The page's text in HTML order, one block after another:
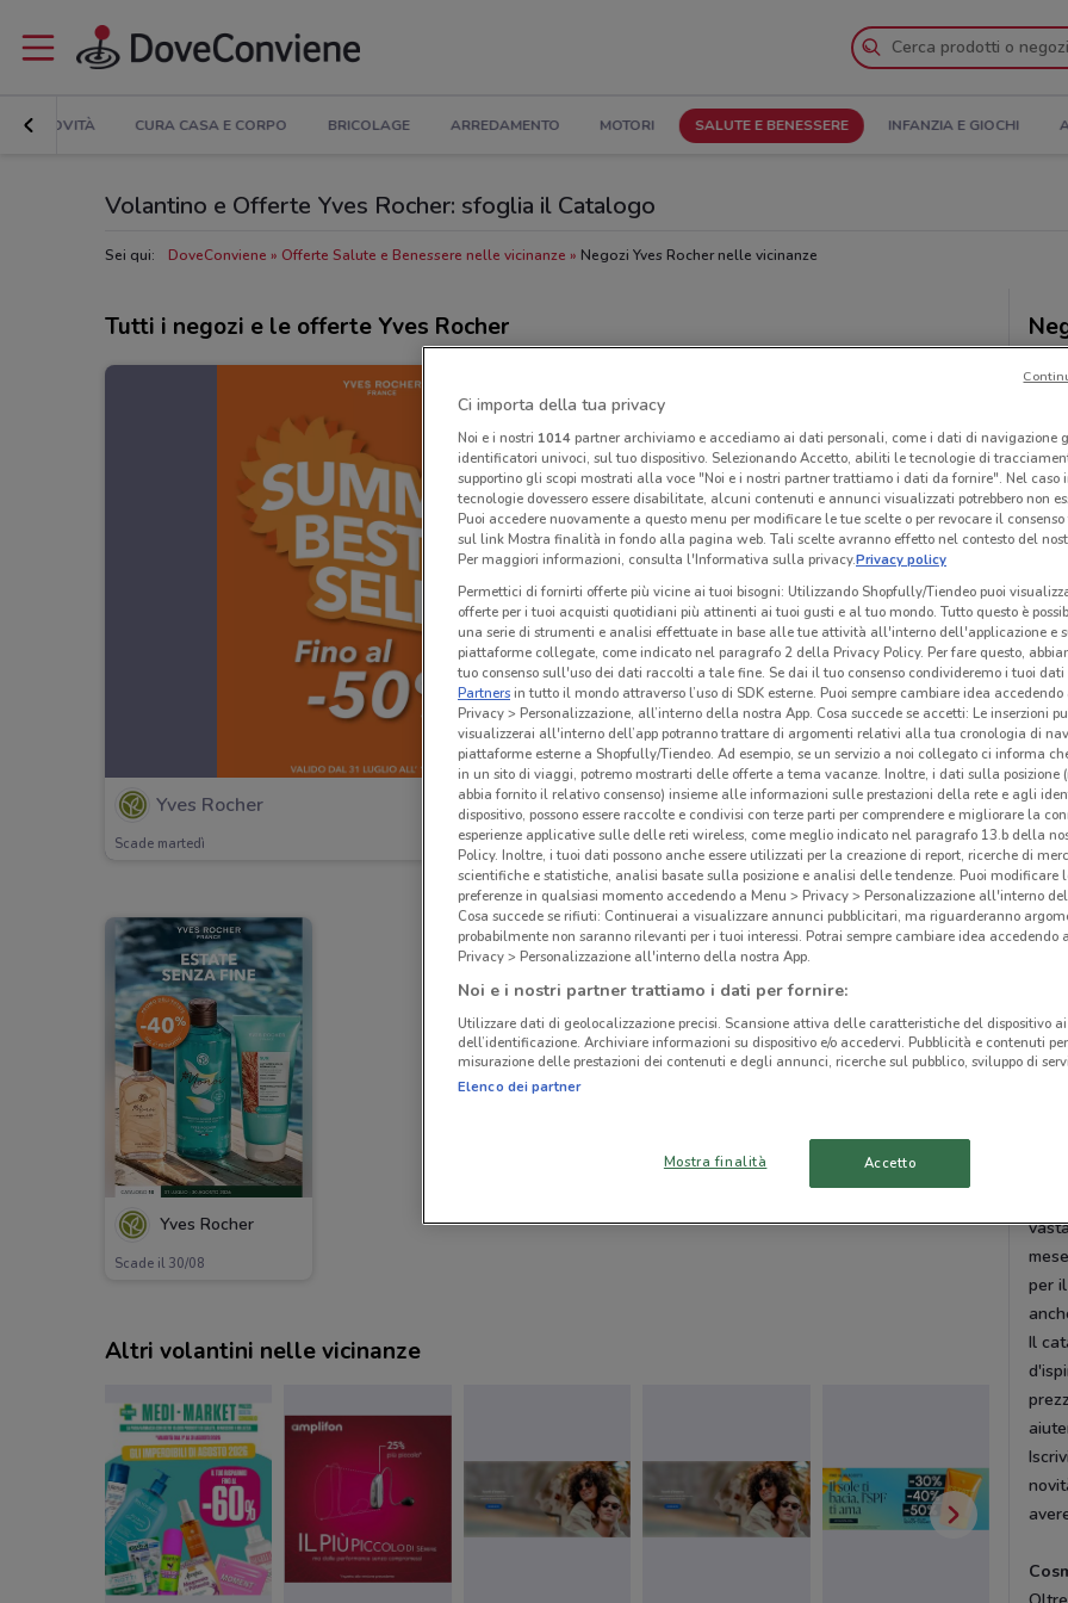
NOVITÀ CURA CASA E CORPO BRICOLAGE ARREDAMENTO MOTORI SALUTE E BENESSERE INFANZIA E GIOCHI
Volantino e Offerte Yves Rocher: sfoglia il Catalogo
Sei qui: DoveConviene Offerte Salute e Benessere nelle vicinanze Negozi Yves Rocher nelle vicinanze
Tutti i negozi e le offerte Yves Rocher
Yves Rocher
Scade martedì
Yves Rocher
Scade il 30/08
Altri volantini nelle vicinanze
di
e
per
Il
Ci importa della tua privacy
Noi e i nostri 1014partner archiviamo e accediamo ai dati personali, come i dati di navigazione
identificatori univoci, sul tuo dispositivo. Selezionando Accetto, abiliti le tecnologie di
supportino gli scopi mostrati alla voce "Noi e i nostri partner trattiamo i dati da fornire". Nel caso
tecnologie dovessero essere disabilitate, alcuni contenuti e annunci visualizzati potrebbero non
Puoi accedere nuovamente a questo menu per modificare le tue scelte o per revocare il
sul link Mostra finalità in fondo alla pagina web. Tali scelte avranno effetto nel contesto del
Per maggiori informazioni, consulta l'Informativa sulla privacy.Privacy policy
Permettici di fornirti offerte più vicine ai tuoi bisogni: Utilizzando Shopfully/Tiendeo puoi
offerte per i tuoi acquisti quotidiani più attinenti ai tuoi gusti e al tuo mondo. Tutto questo è
una serie di strumenti e analisi effettuate in base alle tue attività all'interno dell'applicazione e
piattaforme collegate, come indicato nel paragrafo 2 della Privacy Policy. Per fare questo,
tuo consenso sull'uso dei dati raccolti a tale fine. Se dai il tuo consenso condivideremo i tuoi dati
Partnersin tutto il mondo attraverso l’uso di SDK esterne. Puoi sempre cambiare idea accedendo
Privacy > Personalizzazione, all’interno della nostra App. Cosa succede se accetti: Le inserzioni
visualizzerai all'interno dell’app potranno trattare di argomenti relativi alla tua cronologia di
piattaforme esterne a Shopfully/Tiendeo. Ad esempio, se un servizio a noi collegato ci informa
in un sito di viaggi, potremo mostrarti delle offerte a tema vacanze. Inoltre, i dati sulla posizione
abbia fornito il relativo consenso) insieme alle informazioni sulle prestazioni della rete e agli
dispositivo, possono essere raccolte e condivisi con terze parti per comprendere e migliorare la
esperienze applicative sulle delle reti wireless, come meglio indicato nel paragrafo 13.b della
Policy. Inoltre, i tuoi dati possono anche essere utilizzati per la creazione di report, ricerche di
scientifiche e statistiche, analisi basate sulla posizione e analisi delle tendenze. Puoi modificare
preferenze in qualsiasi momento accedendo a Menu > Privacy > Personalizzazione all'interno
Cosa succede se rifiuti: Continuerai a visualizzare annunci pubblicitari, ma riguarderanno
probabilmente non saranno rilevanti per i tuoi interessi. Potrai sempre cambiare idea accedendo
Privacy > Personalizzazione all'interno della nostra App.
Noi e i nostri partner trattiamo i dati per fornire:
Utilizzare dati di geolocalizzazione precisi. Scansione attiva delle caratteristiche del dispositivo
dell’identificazione. Archiviare informazioni su dispositivo e/o accedervi. Pubblicità e contenuti
misurazione delle prestazioni dei contenuti e degli annunci, ricerche sul pubblico, sviluppo di
Elenco dei partner
Mostra finalità Accetto